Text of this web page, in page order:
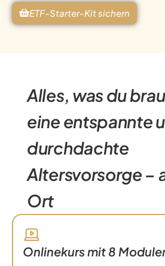
ETF-Starter-Kit sichern
Alles, was du
eine entspannte
durchdachte
Altersvorsorge –
Ort
Onlinekurs mit 8